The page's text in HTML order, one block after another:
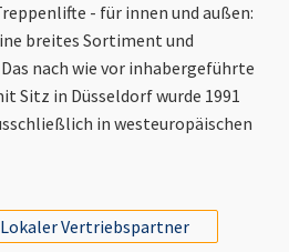
- für innen und außen:
breites Sortiment und
nach wie vor inhabergeführte
Sitz in Düsseldorf wurde 1991
in westeuropäischen
Lokaler Vertriebspartner